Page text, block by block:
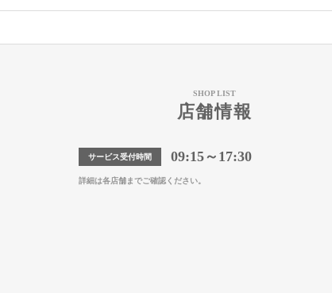
SHOP LIST
店舗情報
サービス受付時間 09:15～17:30
詳細は各店舗までご確認ください。